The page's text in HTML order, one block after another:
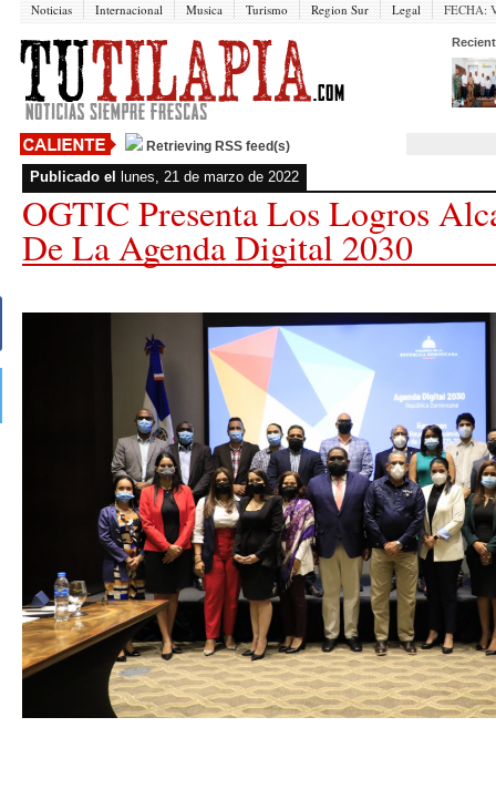
Noticias Internacional Musica Turismo Region Sur Legal FECHA:
Retrieving RSS feed(s)
Publicado el lunes, 21 de marzo de 2022
OGTIC Presenta Los Logros
De La Agenda Digital 2030